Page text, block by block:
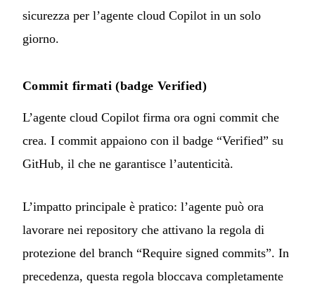
sicurezza per l’agente cloud Copilot in un solo
giorno.
Commit firmati (badge Verified)
L’agente cloud Copilot firma ora ogni commit che
crea. I commit appaiono con il badge “Verified” su
GitHub, il che ne garantisce l’autenticità.
L’impatto principale è pratico: l’agente può ora
lavorare nei repository che attivano la regola di
protezione del branch “Require signed commits”. In
precedenza, questa regola bloccava completamente